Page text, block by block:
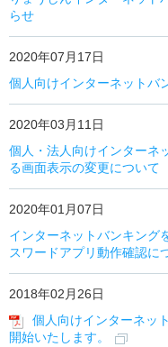
らせ
2020年07月17日
個人向けインターネットバ
2020年03月11日
個人・法人向けインターネ
る画面表示の変更について
2020年01月07日
インターネットバンキン
スワードアプリ動作確認に
2018年02月26日
個人向けインターネッ
開始いたします。